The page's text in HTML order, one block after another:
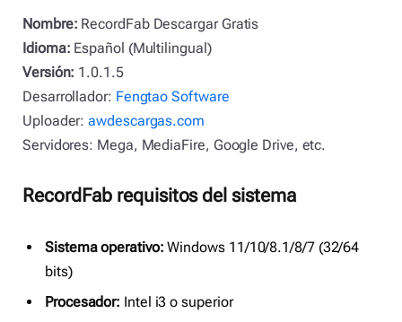
Nombre: RecordFab Descargar Gratis
Idioma: Español (Multilingual)
Versión: 1.0.1.5
Desarrollador: Fengtao Software
Uploader:awdescargas.com
Servidores: Mega, MediaFire, Google Drive, etc.
RecordFab requisitos del sistema
Sistema operativo: Windows 11/10/8.1/8/7 (32/64
bits)
Procesador: Intel i3 o superior